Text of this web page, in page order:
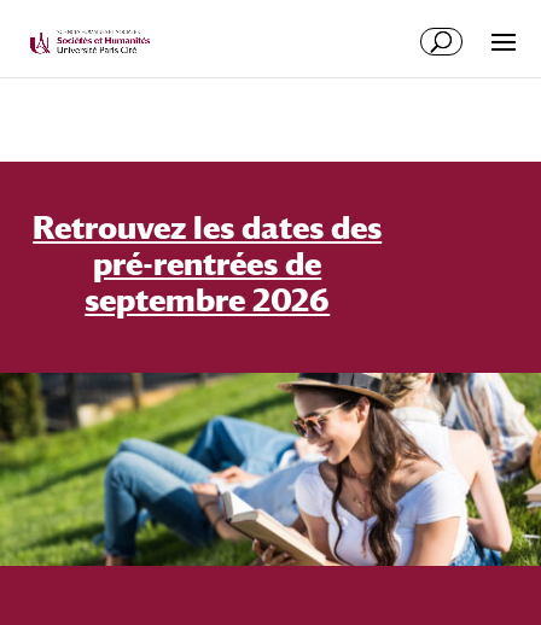
Retrouvez les dates des
pré-rentrées de
septembre 2026